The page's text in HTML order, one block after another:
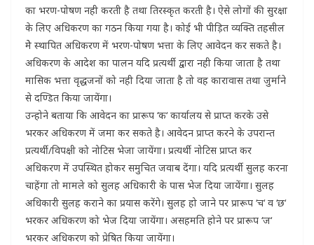
का भरण-पोषण नही करती है तथा तिरस्कृत करती है। ऐसे लोगों की सुरक्षा
के लिए अधिकरण का गठन किया गया है। कोई भी पीड़ित व्यक्ति तहसील
मेे स्थापित अधिकरण में भरण-पोषण भत्ता के लिए आवेदन कर सकते है।
अधिकरण के आदेश का पालन यदि प्रत्यर्थी द्वारा नही किया जाता है तथा
मासिक भत्ता वृद्धजनों को नही दिया जाता है तो वह कारावास तथा जुर्माने
से दण्डित किया जायेंगा।
उन्होने बताया कि आवेदन का प्रारूप ‘क‘ कार्यालय से प्राप्त करके उसे
भरकर अधिकरण में जमा कर सकते है। आवेदन प्राप्त करने के उपरान्त
प्रत्यर्थी/विपक्षी को नोटिस भेजा जायेंगा। प्रत्यर्थी नोटिस प्राप्त कर
अधिकरण में उपस्थित होकर समुचित जवाब देंगा। यदि प्रत्यर्थी सुलह करना
चाहेंगा तो मामले को सुलह अधिकारी के पास भेज दिया जायेंगा। सुलह
अधिकारी सुलह कराने का प्रयास करेंगे। सुलह हो जाने पर प्रारूप ‘च‘ व ‘छ‘
भरकर अधिकरण को भेज दिया जायेंगा। असहमति होने पर प्रारूप ‘ज‘
भरकर अधिकरण को प्रेषित किया जायेंगा।